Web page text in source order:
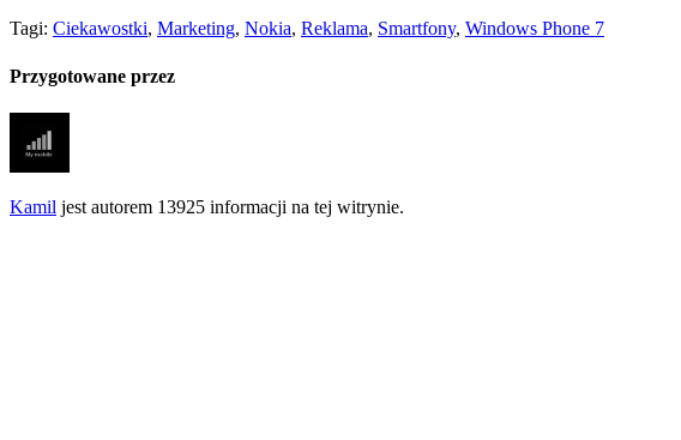
Tagi: Ciekawostki, Marketing, Nokia, Reklama, Smartfony, Windows Phone 7
Przygotowane przez
Kamil jest autorem 13925 informacji na tej witrynie.